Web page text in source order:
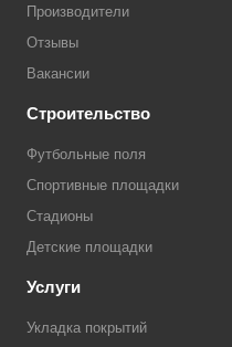
Производители
Отзывы
Вакансии
Строительство
Футбольные поля
Спортивные площадки
Стадионы
Детские площадки
Услуги
Укладка покрытий